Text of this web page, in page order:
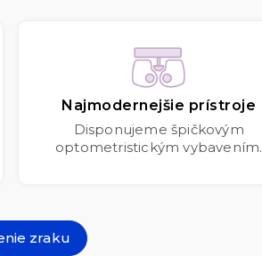
Najmodernejšie prístroje
Disponujeme špičkovým
optometristickým vybavením.
zraku